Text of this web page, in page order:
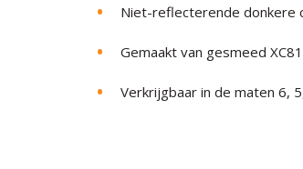
Niet-reflecterende donkere
Gemaakt van gesmeed
Verkrijgbaar in de maten 6,